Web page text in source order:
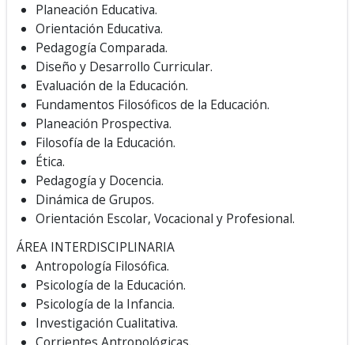
Planeación Educativa.
Orientación Educativa.
Pedagogía Comparada.
Diseño y Desarrollo Curricular.
Evaluación de la Educación.
Fundamentos Filosóficos de la Educación.
Planeación Prospectiva.
Filosofía de la Educación.
Ética.
Pedagogía y Docencia.
Dinámica de Grupos.
Orientación Escolar, Vocacional y Profesional.
ÁREA INTERDISCIPLINARIA
Antropología Filosófica.
Psicología de la Educación.
Psicología de la Infancia.
Investigación Cualitativa.